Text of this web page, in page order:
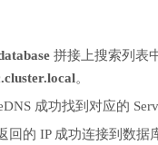
拼接上搜索列表
。
成功找到对应的
回的 IP 成功连接到数据